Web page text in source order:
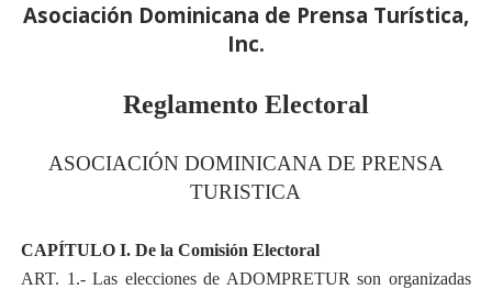
Asociación Dominicana de Prensa Turística,
Inc.
Reglamento Electoral
ASOCIACIÓN DOMINICANA DE PRENSA
TURISTICA
CAPÍTULO I. De la Comisión Electoral
ART. 1.- Las elecciones de ADOMPRETUR son organizadas